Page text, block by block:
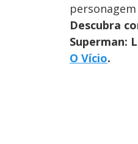
Descubra
Superman:
O Vício.